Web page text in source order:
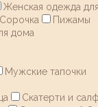
Женская одежда
Сорочка
Пижамы
дома
Мужские тапочки
Скатерти и